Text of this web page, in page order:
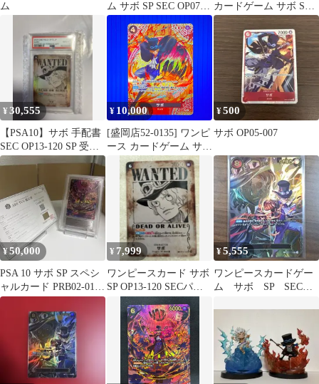
ム
ム サボ SP SEC OP07-
118 パラレル
カードゲーム サボ SP
エッグヘッドクライシ
¥30,555
【PSA10】サボ 手配書
SEC OP13-120 SP 受け
継がれる意志
¥ 10,000
[盛岡店52-0135] ワンピ
ース カードゲーム サボ
SP P-105 神の島の冒険
[中古/パケ]
¥500
サボ OP05-007
¥50,000
PSA 10 サボ SP スペシ
ャルカード PRB02-014
ワンピース
¥ 7,999
ワンピースカード サボ
SP OP13-120 SECパラ
レル 手配書
¥5,555
ワンピースカードゲー
ム サボ SP SEC